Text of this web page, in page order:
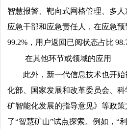
智慧报警、靶向式网格管理、多
应急干部和应急责任人，在应急
99.2%，用户返回已阅状态占比
在其他环节或领域的应用
此外，新一代信息技术也开
化部、国家发展和改革委员会、
矿智能化发展的指导意见》等政
了“智慧矿山”试点探索。例如，“